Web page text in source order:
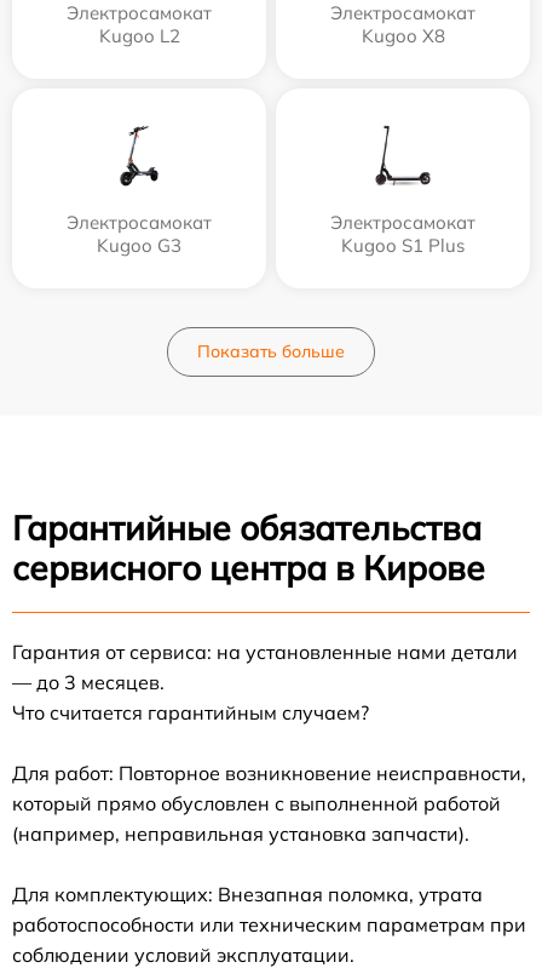
Электросамокат
Kugoo L2
Электросамокат
Kugoo X8
Электросамокат
Kugoo G3
Электросамокат
Kugoo S1 Plus
Показать больше
Гарантийные обязательства
сервисного центра в Кирове
Гарантия от сервиса: на установленные нами детали
— до 3 месяцев.
Что считается гарантийным случаем?
Для работ: Повторное возникновение неисправности,
который прямо обусловлен с выполненной работой
(например, неправильная установка запчасти).
Для комплектующих: Внезапная поломка, утрата
работоспособности или техническим параметрам при
соблюдении условий эксплуатации.